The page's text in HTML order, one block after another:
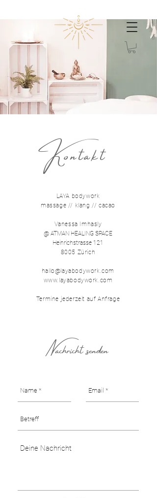
Kontakt
LAYA bodywork
massage // klang // cacao
Vanessa Imhasly
@ ATMAN HEALING SPACE
Heinrichstrasse 121
8005 Zürich
hallo@layabodywork.com
www.layabodywork.com
Termine jederzeit auf Anfrage
Nachricht senden